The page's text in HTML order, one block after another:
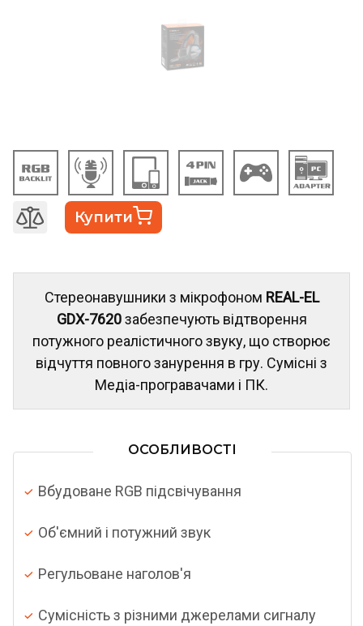
Купити
Стереонавушники з мікрофоном REAL-EL
GDX-7620забезпечують відтворення
потужного реалістичного звуку, що створює
відчуття повного занурення в гру. Сумісні з
Медіа-програвачами і ПК.
ОСОБЛИВОСТІ
Вбудоване RGB підсвічування
Об'ємний і потужний звук
Регульоване наголов'я
Сумісність з різними джерелами сигналу